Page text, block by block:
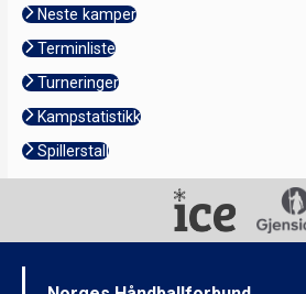
Neste kamper
Terminliste
Turneringer
Kampstatistikk
Spillerstall